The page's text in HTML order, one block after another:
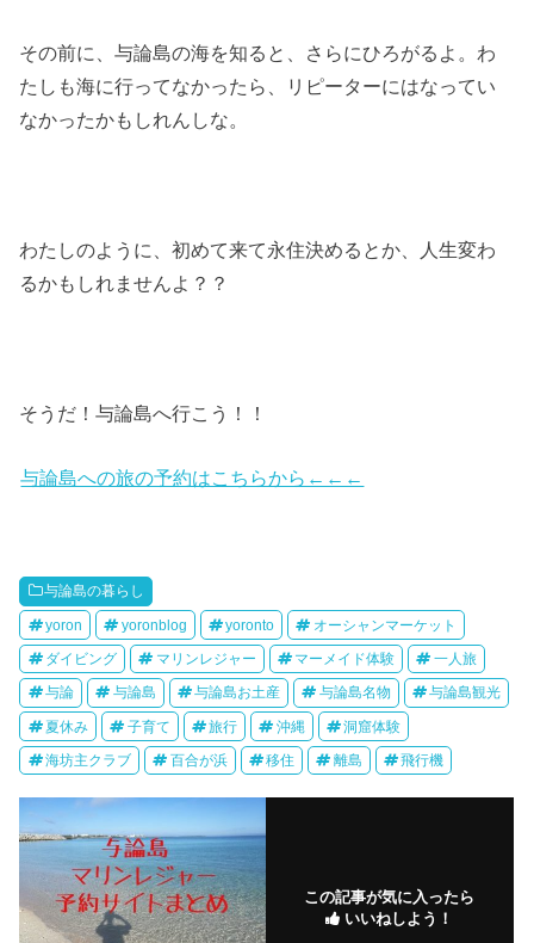
その前に、与論島の海を知ると、さらにひろがるよ。わ
たしも海に行ってなかったら、リピーターにはなってい
なかったかもしれんしな。
わたしのように、初めて来て永住決めるとか、人生変わ
るかもしれませんよ？？
そうだ！与論島へ行こう！！
与論島への旅の予約はこちらから←←←
与論島の暮らし
yoron yoronblog yoronto オーシャンマーケット
ダイビング マリンレジャー マーメイド体験 一人旅
与論 与論島 与論島お土産 与論島名物 与論島観光
夏休み 子育て 旅行 沖縄 洞窟体験
海坊主クラブ 百合が浜 移住 離島 飛行機
この記事が気に入ったら
いいねしよう！